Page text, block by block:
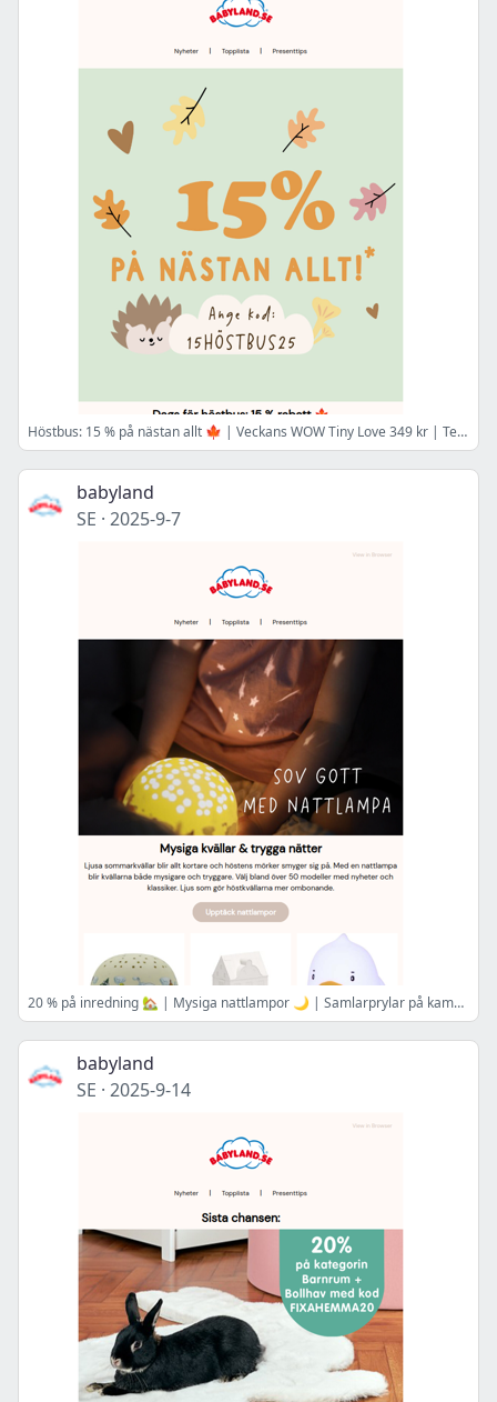
Höstbus: 15 % på nästan allt 🍁 | Veckans WOW Tiny Love 349 kr | Teddykompaniet + Liewood 🧸
babyland
SE · 2025-9-7
20 % på inredning 🏡 | Mysiga nattlampor 🌙 | Samlarprylar på kampanj ✨ | Veckans WOW-skötväska 👜
babyland
SE · 2025-9-14